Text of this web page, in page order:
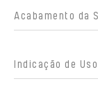
Acabamento da
Indicação de Uso